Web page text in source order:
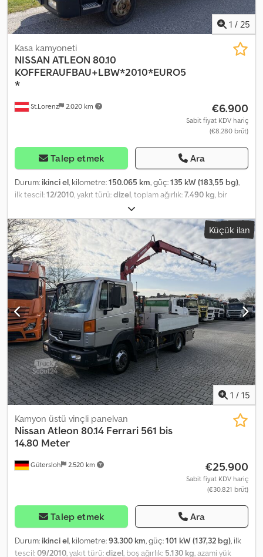
1 / 25
St.Lorenz 2.020 km
Kasa kamyoneti
NISSAN ATLEON 80.10
KOFFERAUFBAU+LBW*2010*EURO5
*
€6.900
Sabit fiyat KDV hariç
(€8.280 brüt)
Talep etmek Ara
Durum: ikinci el, kilometre:150.065 km, güç:135 kW (183,55 bg),
ilk tescil:12/2010 , yakıt türü:dizel , toplam ağırlık:7.490 kg , bir
, renk:
emisyon sınıfı:Euro 5, koltuk sayısı:3, Üretim yılı:2010, Donanım:
ABS, hidrolik arka platform, klima, * Nissan Atleon 80.19, kapalı
kasa + arka yükleme rampası * Euro 6 * Kasanın iç uzunluğu: 5,65
m * Kasanın iç genişliği: 2,07 m * Kasanın iç yüksekliği: 2,28 m (giriş),
2,38 m (iç kısım) * Boş ağırlık: 4500 kg - Toplam ağırlık: 7490 kg *
Yük taşıma kapasitesi: 2915 kg - Dingil mesafesi: 1660/1632 mm *
Motor hacmi: 4462 ccm - Güç: 135 * Tüm bilgiler bağlayıcı değildir.
* Hata ve ön satış saklıdır. Credpszn Exrsfx Adqef * İç referans
numarası: 6
Küçük ilan
1 / 15
Gütersloh 2.520 km
Kamyon üstü vinçli panelvan
Nissan Atleon 80.14 Ferrari 561 bis
14.80 Meter
€25.900
Sabit fiyat KDV hariç
(€30.821 brüt)
Talep etmek Ara
Durum: ikinci el, kilometre:93.300 km, güç:101 kW (137,32 bg), ilk
tescil:09/2010, yakıt türü:dizel, boş ağırlık: 5.130 kg, azami yük